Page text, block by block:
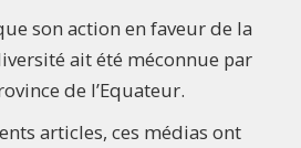
son action en faveur de la
ait été méconnue par
de l’Equateur.
articles, ces médias ont